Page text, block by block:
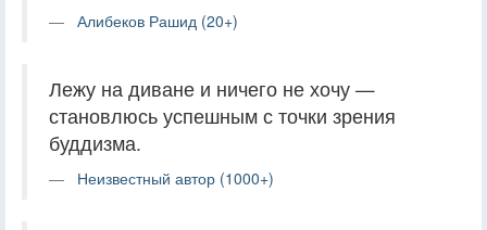
Алибеков Рашид (20+)
Лежу на диване и ничего не хочу —
становлюсь успешным с точки зрения
буддизма.
Неизвестный автор (1000+)